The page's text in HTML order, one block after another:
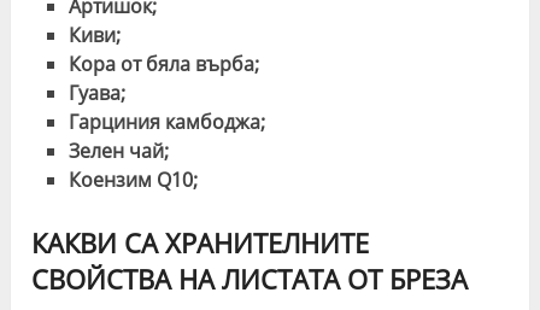
Артишок;
Киви;
Кора от бяла върба;
Гуава;
Гарциния камбоджа;
Зелен чай;
Коензим Q10;
КАКВИ СА ХРАНИТЕЛНИТЕ
СВОЙСТВА НА ЛИСТАТА ОТ БРЕЗА